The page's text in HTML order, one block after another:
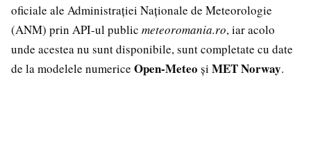
oficiale ale Administrației Naționale de Meteorologie
(ANM) prin API-ul public meteoromania.ro, iar acolo
unde acestea nu sunt disponibile, sunt completate cu date
de la modelele numerice Open-Meteo și MET Norway.